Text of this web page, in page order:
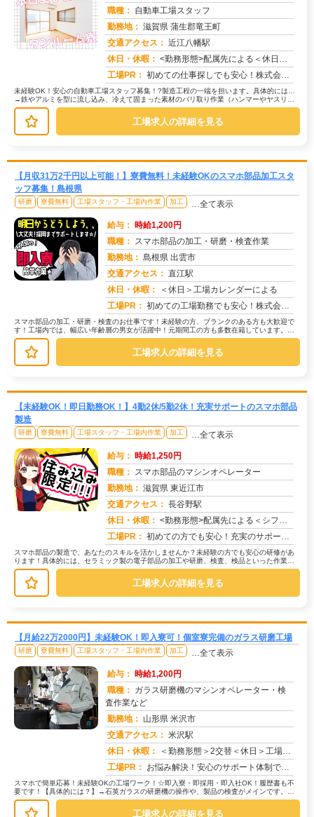
職種： 自動車工場スタッフ
勤務地： 滋賀県 蒲生郡竜王町
交通アクセス： 近江八幡駅
休日・休暇： <勤務形態>配属先による＜休日＞土日・年間休日121日/会社カレンダーによる/長期休暇/GW /夏季/ 年末年始
工場PR： 初めての仕事探しでも安心！株式会社京栄センターで、新しい一歩を踏み出してみませんか？→ 当日面接OK！スピーディー...
未経験OK！安心の自動車工場スタッフ募集！?製造工程の一端を担います。具体的には…
→鉄やアルミを型に流し込み、冷えて固まった素材のバリ取り作業（ハンマーやヤスリを
使用）→機械に素材を入れ、削り出...
工場求人の詳細を見る
【月収31万2千円以上可能！】寮費無料！未経験OKのスマホ部品加工スタ
ッフ募集！島根県
研磨 寮費無料 工場スタッフ・工場内作業 加工 …全て表示
給与： 時給1,200円
職種： スマホ部品の加工・研磨・検査作業
勤務地： 島根県 出雲市
交通アクセス： 直江駅
休日・休暇：
＜休日＞工場カレンダーによる
工場PR： 初めての工場勤務でも安心！株式会社京栄センターで、新しい一歩を踏み出してみませんか？充実のサポート体制で、あなたの...
スマホ部品の加工・研磨・検査のお仕事です！未経験の方、ブランクのある方も大歓迎で
す！工場内では、幅広い年齢層の男女が活躍中！元期間工の方も多数在籍しています。具
体的な仕事内容は、スマホ部品の加工...
工場求人の詳細を見る
【未経験OK！即日勤務OK！】4勤2休/5勤2休！充実サポートのスマホ部品
製造
研磨 寮費無料 工場スタッフ・工場内作業 加工 …全て表示
給与： 時給1,250円
職種： スマホ部品のマシンオペレーター
勤務地： 滋賀県 東近江市
交通アクセス： 長谷野駅
休日・休暇： <勤務形態>配属先による＜シフト＞4勤2休・5勤2休＜休日＞工場カレンダーによる
工場PR： 初めての方でも安心！充実のサポート体制で新しい一歩を踏み出せます。→ 完全個室のレオパレス寮が【無料】！初期費用も...
スマホ部品の製造で、あなたのスキルを活かしませんか？未経験の方でも安心の研修があ
ります！具体的には、セラミック製の電子部品の加工や研磨、検査、検品といった作業で
す。機械を操作する作業が中心となり...
工場求人の詳細を見る
【月給22万2000円】未経験OK！即入寮可！個室寮完備のガラス研磨工場
研磨 寮費無料 工場スタッフ・工場内作業 加工 …全て表示
給与： 時給1,200円
職種： ガラス研磨機のマシンオペレーター・検
査作業など
勤務地： 山形県 米沢市
交通アクセス： 米沢駅
休日・休暇：
＜勤務形態＞2交替＜休日＞工場カレンダーによる
工場PR： お悩み解決！安心のサポート体制で、新しい一歩を踏み出しませんか？☆応募後のご相談は7割の方が利用！不安なことは何で...
スマホで簡単応募！未経験OKの工場ワーク！☆即入寮・即採用・即入社OK！履歴書も不
要です！【具体的には？】→石英ガラスの研磨機の操作や、製品の検査がメインです。→
機械操作は、丁寧な研修があるので...
工場求人の詳細を見る